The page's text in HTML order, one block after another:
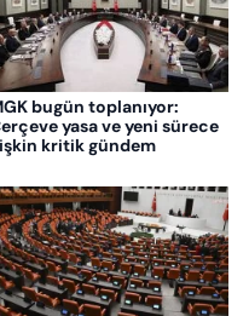
bugün toplanıyor:
yasa ve yeni sürece
kritik gündem